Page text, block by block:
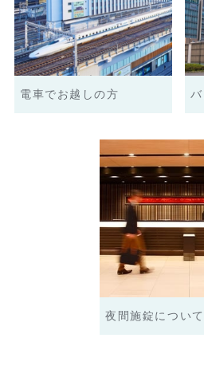
電車でお越しの方
夜間施錠について